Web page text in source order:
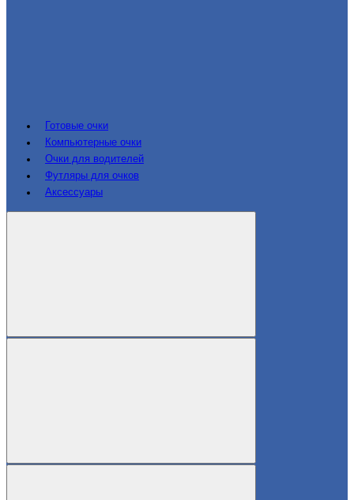
Готовые очки
Компьютерные очки
Очки для водителей
Футляры для очков
Аксессуары